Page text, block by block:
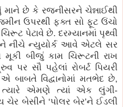
માને છે કે રજ્નીસરને ચેન્નાઈથી
ઉપરથી ફક્ત સો ફૂટ ઉંચો
ચિરૂટ પેટાવે છે. દરમ્યાનમાં પૃથ્વી
નીચે ન્યુયોર્ક આવે એટલે સર
મૂકી બીજું કામ ચિરૂટની રાખ
પર સૌ પહેલાં રોબર્ટ પિયરી
બાબતે વિદ્વાનોમાં મતભેદ છે,
ત્યારે એમણે ત્યાં એક લુંગી-
ચેર બેસીને ‘પોલર બેર’ને ઈડલી